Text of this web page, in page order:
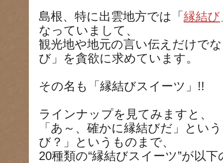
島根、特に出雲地方では「 縁結び
なっていまして、
観光地や地元の言い伝えだけで
び」を貪欲に求めています。
その名も「縁結びスイーツ」!!
ラインナップを見てみますと、
「あ～、確かに縁結びだ」とい
び？」というものまで、
20種類の“縁結びスイーツ”が以